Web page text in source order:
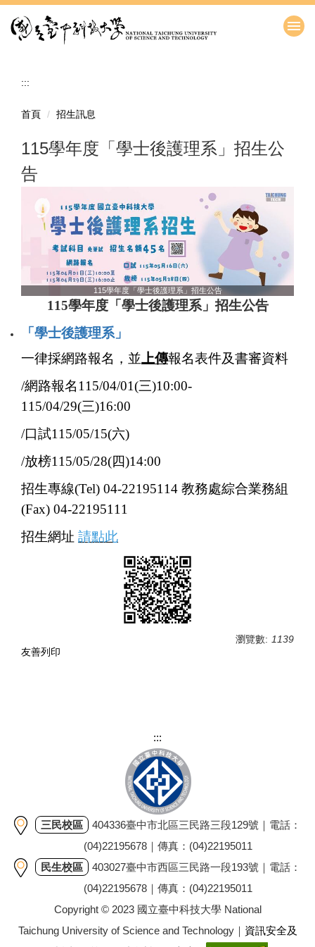
到
:::
首頁 招生訊息
115學年度「學士後護理系」招生公
告
115學年度「學士後護理系」招生公告
115學年度「學士後護理系」招生公告
「學士後護理系」
一律採網路報名，並上傳報名表件及書審資料
/網路報名115/04/01(三)10:00-
115/04/29(三)16:00
/口試115/05/15(六)
/放榜115/05/28(四)14:00
招生專線(Tel) 04-22195114 教務處綜合業務組
(Fax) 04-22195111
招生網址 請點此
瀏覽數: 1139
友善列印
:::
三民校區
404336臺中市北區三民路三段129號｜電話：
(04)22195678｜傳真：(04)22195011
民生校區
403027臺中市西區三民路一段193號｜電話：
(04)22195678｜傳真：(04)22195011
Copyright © 2023 國立臺中科技大學 National
Taichung University of Science and Technology｜ 資訊安全及